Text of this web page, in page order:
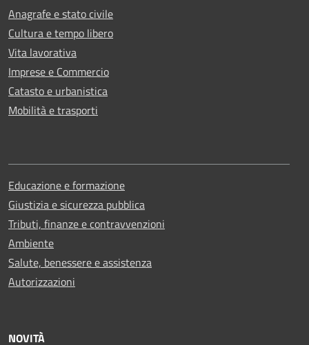
Anagrafe e stato civile
Cultura e tempo libero
Vita lavorativa
Imprese e Commercio
Catasto e urbanistica
Mobilità e trasporti
Educazione e formazione
Giustizia e sicurezza pubblica
Tributi, finanze e contravvenzioni
Ambiente
Salute, benessere e assistenza
Autorizzazioni
NOVITÀ